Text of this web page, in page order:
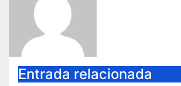
Entrada relacionada